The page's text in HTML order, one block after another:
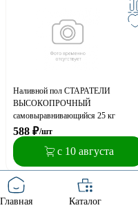
Наливной пол СТАРАТЕЛИ
ВЫСОКОПРОЧНЫЙ
самовыравнивающийся 25 кг
588 ₽/шт
с 10 августа
Главная Каталог